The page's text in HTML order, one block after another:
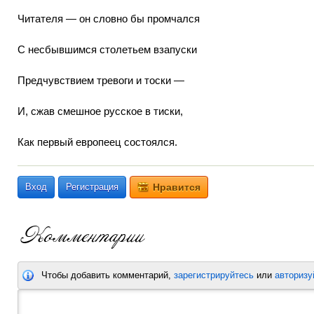
Читателя — он словно бы промчался
С несбывшимся столетьем взапуски
Предчувствием тревоги и тоски —
И, сжав смешное русское в тиски,
Как первый европеец состоялся.
Вход Регистрация Нравится
Чтобы добавить комментарий, зарегистрируйтесь или